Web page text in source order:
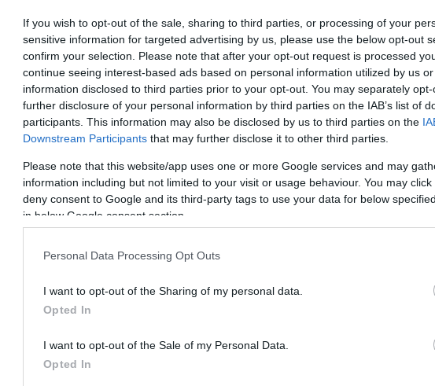
If you wish to opt-out of the sale, sharing to third parties, or processing of your
sensitive information for targeted advertising by us, please use the below opt-out
confirm your selection. Please note that after your opt-out request is processed
continue seeing interest-based ads based on personal information utilized by us
information disclosed to third parties prior to your opt-out. You may separately
further disclosure of your personal information by third parties on the IAB’s list of
participants. This information may also be disclosed by us to third parties on the
Downstream Participants that may further disclose it to other third parties.
Please note that this website/app uses one or more Google services and may
information including but not limited to your visit or usage behaviour. You may
deny consent to Google and its third-party tags to use your data for below
in below Google consent section.
Personal Data Processing Opt Outs
I want to opt-out of the Sharing of my personal data.
Opted In
I want to opt-out of the Sale of my Personal Data.
Opted In
Ο Γουεμπανιάμα έπαιξε για πάνω από μία ώρα,
όχι μόνο αθλητικές ικανότητες αλλά και χαλαρή διάθεση,
γελώντας και συνομιλώντας με τους ντόπιους. Η
του τράβηξε πλήθος θεατών, καθώς η φήμη ότι ο
«Γουέμπι» παίζει ποδόσφαιρο στην παραλία εξαπλώθηκε
γρήγορα στην μικρή κοινότητα.